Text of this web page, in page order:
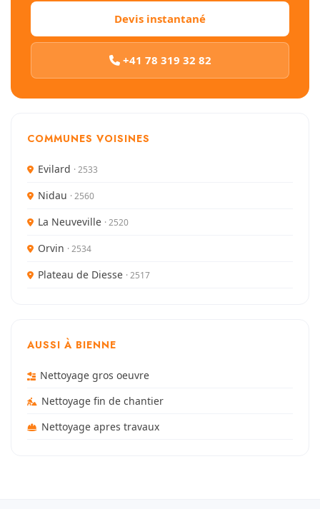
Devis instantané
+41 78 319 32 82
COMMUNES VOISINES
Evilard · 2533
Nidau · 2560
La Neuveville · 2520
Orvin · 2534
Plateau de Diesse · 2517
AUSSI À BIENNE
Nettoyage gros oeuvre
Nettoyage fin de chantier
Nettoyage apres travaux